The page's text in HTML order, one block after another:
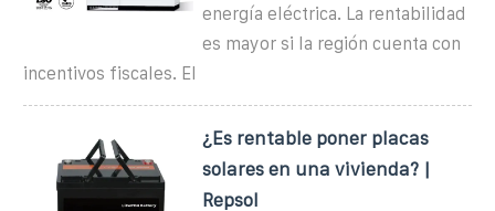
energía eléctrica. La rentabilidad
es mayor si la región cuenta con
incentivos fiscales. El
¿Es rentable poner placas
solares en una vivienda? |
Repsol